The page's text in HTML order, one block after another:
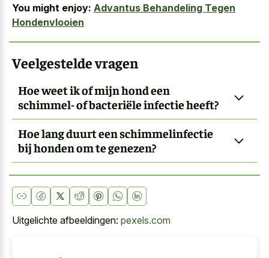
You might enjoy: Advantus Behandeling Tegen
Hondenvlooien
Veelgestelde vragen
Hoe weet ik of mijn hond een
schimmel- of bacteriële infectie heeft?
Hoe lang duurt een schimmelinfectie
bij honden om te genezen?
Uitgelichte afbeeldingen: pexels.com